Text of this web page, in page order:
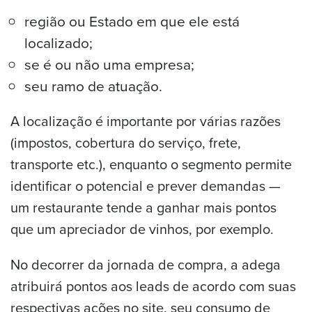
região ou Estado em que ele está
localizado;
se é ou não uma empresa;
seu ramo de atuação.
A localização é importante por várias razões
(impostos, cobertura do serviço, frete,
transporte etc.), enquanto o segmento permite
identificar o potencial e prever demandas —
um restaurante tende a ganhar mais pontos
que um apreciador de vinhos, por exemplo.
No decorrer da jornada de compra, a adega
atribuirá pontos aos leads de acordo com suas
respectivas ações no site, seu consumo de